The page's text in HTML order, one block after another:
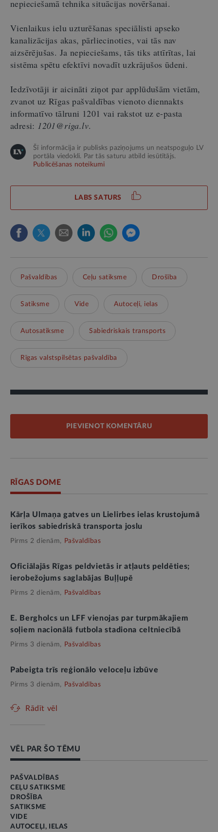
nepieciešamā tehnika situācijas novēršanai.
Vienlaikus ielu uzturēšanas speciālisti apseko
kanalizācijas akas, pārliecinoties, vai tās nav
aizsērējušas. Ja nepieciešams, tās tiks attīrītas, lai
sistēma spētu efektīvi novadīt uzkrājušos ūdeni.
Iedzīvotāji ir aicināti ziņot par applūdušām vietām,
zvanot uz Rīgas pašvaldības vienoto diennakts
informatīvo tālruni 1201 vai rakstot uz e-pasta
adresi: 1201@riga.lv.
Šī informācija ir publisks paziņojums un neatspoguļo LV
portāla viedokli. Par tās saturu atbild iesūtītājs.
Publicēšanas noteikumi
LABS SATURS
Pašvaldības Ceļu satiksme Drošība
Satiksme Vide Autoceļi, ielas
Autosatiksme Sabiedriskais transports
Rīgas valstspilsētas pašvaldība
PIEVIENOT KOMENTĀRU
RĪGAS DOME
Kārļa Ulmaņa gatves un Lielirbes ielas krustojumā
ierīkos sabiedriskā transporta joslu
Pirms 2 dienām, Pašvaldības
Oficiālajās Rīgas peldvietās ir atļauts peldēties;
ierobežojums saglabājas Buļļupē
Pirms 2 dienām, Pašvaldības
E. Bergholcs un LFF vienojas par turpmākajiem
soļiem nacionālā futbola stadiona celtniecībā
Pirms 3 dienām, Pašvaldības
Pabeigta trīs reģionālo veloceļu izbūve
Pirms 3 dienām, Pašvaldības
Rādīt vēl
VĒL PAR ŠO TĒMU
PAŠVALDĪBAS
CEĻU SATIKSME
DROŠĪBA
SATIKSME
VIDE
AUTOCEĻI, IELAS